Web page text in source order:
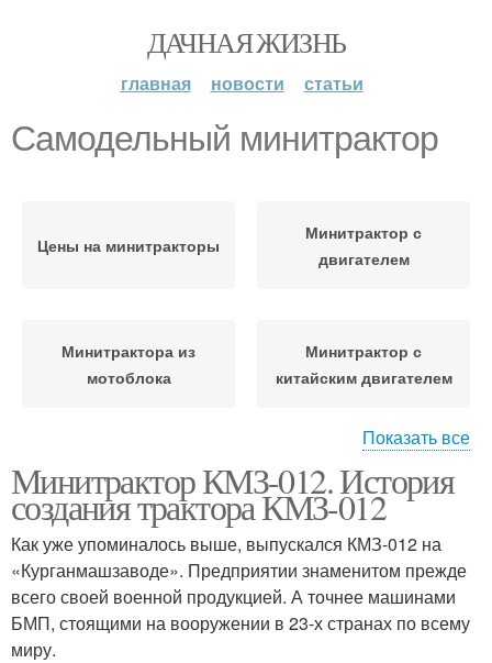
ДАЧНАЯ ЖИЗНЬ
главная новости статьи
Самодельный минитрактор
Цены на минитракторы
Минитрактор с
двигателем
Минитрактора из
мотоблока
Минитрактор с
китайским двигателем
Самодельные трактора
Минитрактор из
мотоблока
Самодельные
минитрактора
Сцепление для
минитрактора
Показать все
Минитрактор КМЗ-012. История
создания трактора КМЗ-012
Как уже упоминалось выше, выпускался КМЗ-012 на
«Курганмашзаводе». Предприятии знаменитом прежде
всего своей военной продукцией. А точнее машинами
БМП, стоящими на вооружении в 23-х странах по всему
миру.